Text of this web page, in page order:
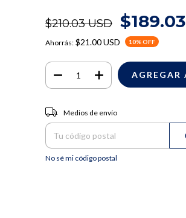
$210.03 USD
Ahorrás: $21.00 USD 10% OFF
Entregas para el CP:
Medios de envío
No sé mi código postal